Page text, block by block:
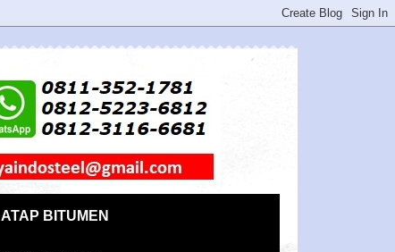
ATAP BITUMEN